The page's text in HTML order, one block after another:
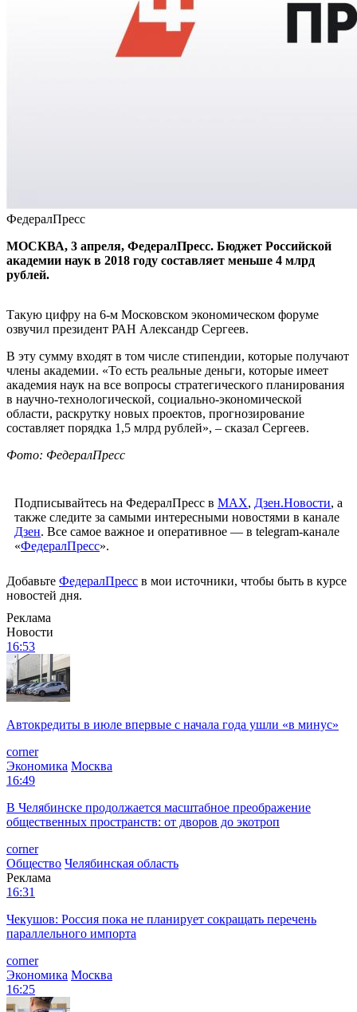
ФедералПресс
МОСКВА, 3 апреля, ФедералПресс. Бюджет Российской
академии наук в 2018 году составляет меньше 4 млрд
рублей.
Такую цифру на 6-м Московском экономическом форуме
озвучил президент РАН Александр Сергеев.
В эту сумму входят в том числе стипендии, которые получают
члены академии. «То есть реальные деньги, которые имеет
академия наук на все вопросы стратегического планирования
в научно-технологической, социально-экономической
области, раскрутку новых проектов, прогнозирование
составляет порядка 1,5 млрд рублей», – сказал Сергеев.
Фото: ФедералПресс
Подписывайтесь на ФедералПресс в МАХ, Дзен.Новости, а
также следите за самыми интересными новостями в канале
Дзен. Все самое важное и оперативное — в telegram-канале
«ФедералПресс».
Добавьте ФедералПресс в мои источники, чтобы быть в курсе
новостей дня.
Реклама
Новости
16:53
Автокредиты в июле впервые с начала года ушли «в минус»
corner
Экономика Москва
16:49
В Челябинске продолжается масштабное преображение
общественных пространств: от дворов до экотроп
corner
Общество Челябинская область
Реклама
16:31
Чекушов: Россия пока не планирует сокращать перечень
параллельного импорта
corner
Экономика Москва
16:25